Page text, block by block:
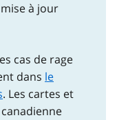
à jour
cas de rage
dans le
. Les cartes et